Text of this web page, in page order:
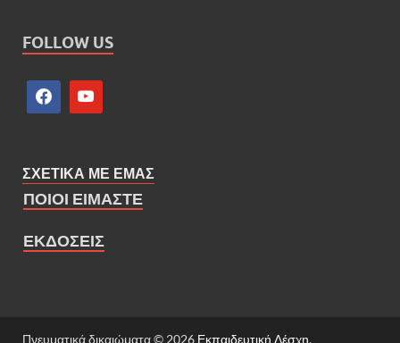
FOLLOW US
ΣΧΕΤΙΚΑ ΜΕ ΕΜΑΣ
ΠΟΙΟΙ ΕΙΜΑΣΤΕ
ΕΚΔΟΣΕΙΣ
Πνευματικά δικαιώματα © 2026 Εκπαιδευτική Λέσχη.